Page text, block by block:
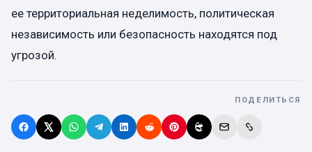
ее территориальная неделимость, политическая
независимость или безопасность находятся под
угрозой.
ПОДЕЛИТЬСЯ